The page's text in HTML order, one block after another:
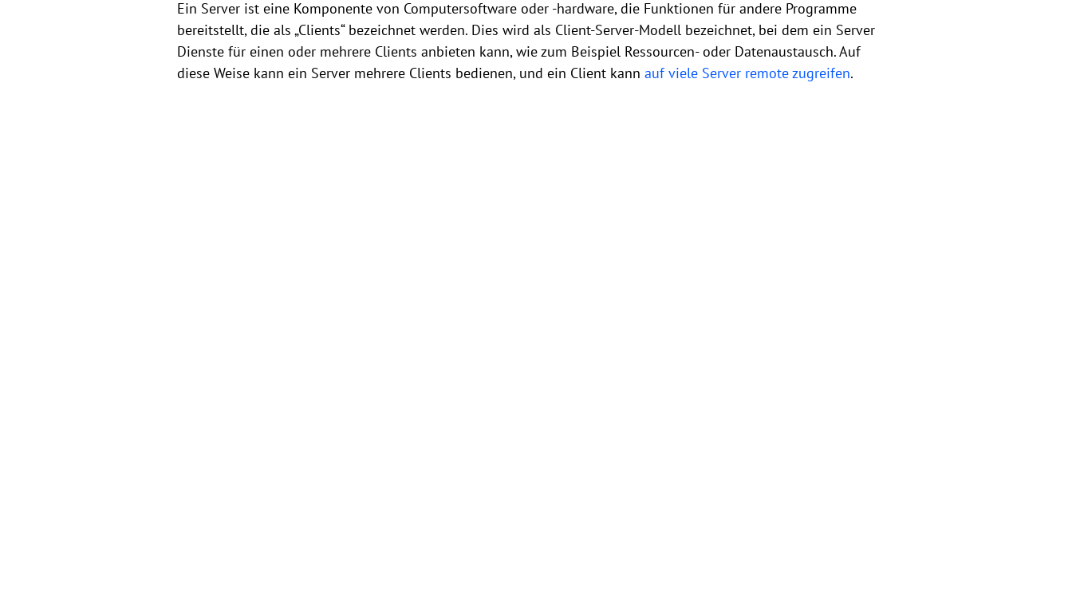
Ein Server ist eine Komponente von Computersoftware oder -hardware, die Funktionen für andere Programme
bereitstellt, die als „Clients“ bezeichnet werden. Dies wird als Client-Server-Modell bezeichnet, bei dem ein Server
Dienste für einen oder mehrere Clients anbieten kann, wie zum Beispiel Ressourcen- oder Datenaustausch. Auf
diese Weise kann ein Server mehrere Clients bedienen, und ein Client kann auf viele Server remote zugreifen.